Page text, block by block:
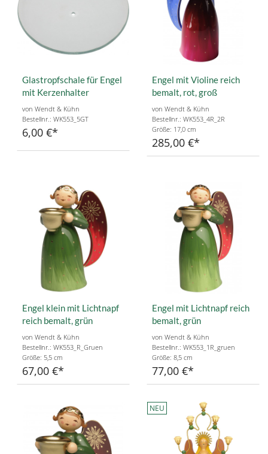
Glastropfschale für Engel
mit Kerzenhalter
von Wendt & Kühn
Bestellnr.: WK553_5GT
6,00 €
Engel mit Violine reich
bemalt, rot, groß
von Wendt & Kühn
Bestellnr.: WK553_4R_2R
Größe: 17,0 cm
285,00 €
Engel klein mit Lichtnapf
reich bemalt, grün
von Wendt & Kühn
Bestellnr.: WK553_R_Gruen
Größe: 5,5 cm
67,00 €
Engel mit Lichtnapf reich
bemalt, grün
von Wendt & Kühn
Bestellnr.: WK553_1R_gruen
Größe: 8,5 cm
77,00 €
NEU